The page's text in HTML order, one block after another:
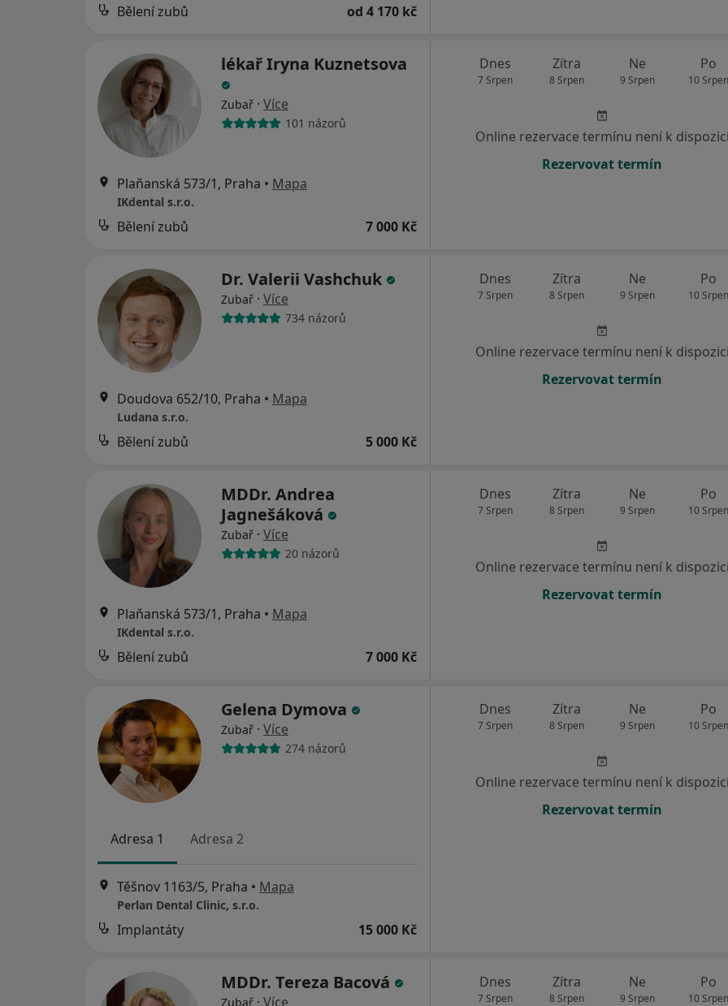
Bělení zubů od 4 170 kč
lékař Iryna Kuznetsova
Zubař · Více
101 názorů
Plaňanská 573/1, Praha • Mapa
IKdental s.r.o.
Bělení zubů 7 000 Kč
Dnes
7 Srpen
Zítra
8 Srpen
Ne
9 Srpen
Po
10 Srpen
Online rezervace termínu není k dispozici
Rezervovat termín
Dr. Valerii Vashchuk
Zubař · Více
734 názorů
Doudova 652/10, Praha • Mapa
Ludana s.r.o.
Bělení zubů 5 000 Kč
Dnes
7 Srpen
Zítra
8 Srpen
Ne
9 Srpen
Po
10 Srpen
Online rezervace termínu není k dispozici
Rezervovat termín
MDDr. Andrea
Jagnešáková
Zubař · Více
20 názorů
Plaňanská 573/1, Praha • Mapa
IKdental s.r.o.
Bělení zubů 7 000 Kč
Dnes
7 Srpen
Zítra
8 Srpen
Ne
9 Srpen
Po
10 Srpen
Online rezervace termínu není k dispozici
Rezervovat termín
Gelena Dymova
Zubař · Více
274 názorů
Adresa 1 Adresa 2
Těšnov 1163/5, Praha • Mapa
Perlan Dental Clinic, s.r.o.
Implantáty 15 000 Kč
Dnes
7 Srpen
Zítra
8 Srpen
Ne
9 Srpen
Po
10 Srpen
Online rezervace termínu není k dispozici
Rezervovat termín
MDDr. Tereza Bacová
Zubař · Více
Dnes
7 Srpen
Zítra
8 Srpen
Ne
9 Srpen
Po
10 Srpen